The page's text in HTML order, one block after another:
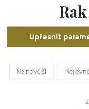
Upřesnit
Nejnovější